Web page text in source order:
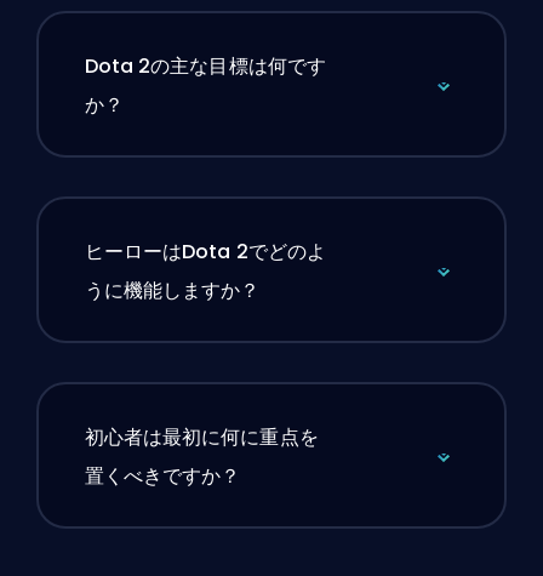
Dota 2の主な目標は何です
か？
ヒーローはDota 2でどのよ
うに機能しますか？
初心者は最初に何に重点を
置くべきですか？